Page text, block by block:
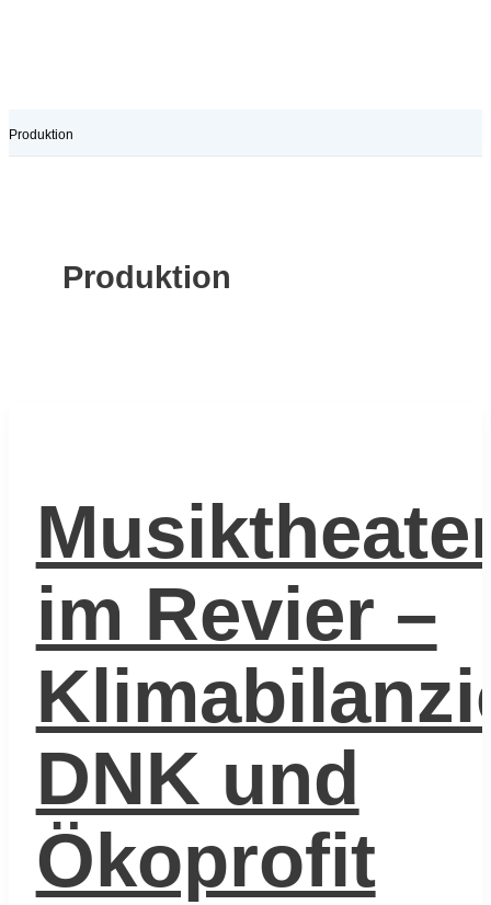
Produktion
Produktion
im Revier –
DNK und
Ökoprofit